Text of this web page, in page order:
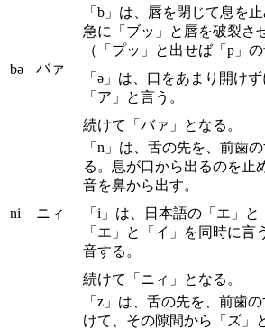
bə バァ
「b」は、唇を閉じて息を
急に「ブッ」と唇を破裂さ
（「プッ」と出せば「p」の
「ə」は、口をあまり開け
「ア」と言う。
続けて「バァ」となる。
ni ニィ
「n」は、舌の先を、前歯
る。息が口から出るのを止
音を鼻から出す。
「i」は、日本語の「エ」と
「エ」と「イ」を同時に言
音する。
続けて「ニィ」となる。
「z」は、舌の先を、前歯
けて、その隙間から「ズ」